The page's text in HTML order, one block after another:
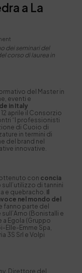
a La
dei seminari del
corso di laurea in
del Master in
eventi e
in Italy
aprile il Consorzio
“I professionisti
di Cuoio di
in termini di
del brand nel
innovative.
con concia
di tannini
e quebracho. Il
nel mondo del
fanno parte del
(Bonistalli e
a Egola (Gruppo
Elle-Emme Spa,
3S Srl e Volpi
Direttore del